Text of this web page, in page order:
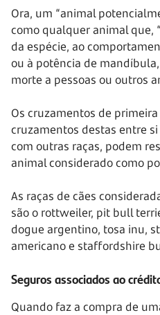
Ora, um “animal
como qualquer animal que,
da espécie, ao
ou à potência de
morte a pessoas ou outros
Os cruzamentos de
cruzamentos destas entre
com outras raças, podem
animal considerado como
As raças de cães
são o rottweiler, pit bull
dogue argentino, tosa inu,
americano e staffordshire
Seguros associados ao
Quando faz a compra de